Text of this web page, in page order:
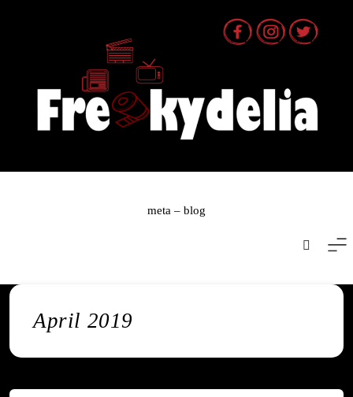
meta – blog
April 2019